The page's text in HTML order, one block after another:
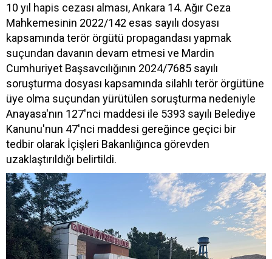
10 yıl hapis cezası alması, Ankara 14. Ağır Ceza
Mahkemesinin 2022/142 esas sayılı dosyası
kapsamında terör örgütü propagandası yapmak
suçundan davanın devam etmesi ve Mardin
Cumhuriyet Başsavcılığının 2024/7685 sayılı
soruşturma dosyası kapsamında silahlı terör örgütüne
üye olma suçundan yürütülen soruşturma nedeniyle
Anayasa'nın 127'nci maddesi ile 5393 sayılı Belediye
Kanunu'nun 47'nci maddesi gereğince geçici bir
tedbir olarak İçişleri Bakanlığınca görevden
uzaklaştırıldığı belirtildi.